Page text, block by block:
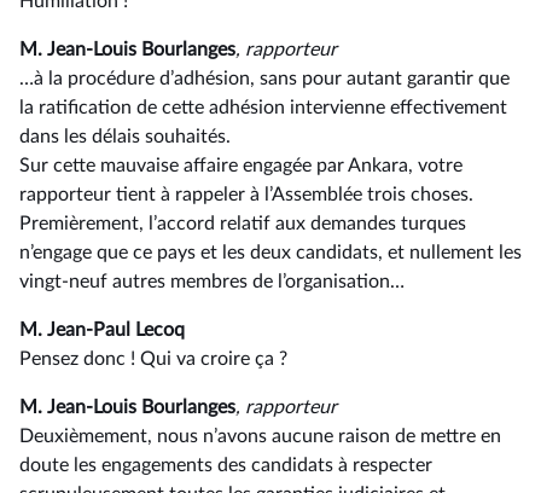
M. Jean-Louis Bourlanges, rapporteur
…à la procédure d’adhésion, sans pour autant garantir que
la ratification de cette adhésion intervienne effectivement
dans les délais souhaités.
Sur cette mauvaise affaire engagée par Ankara, votre
rapporteur tient à rappeler à l’Assemblée trois choses.
Premièrement, l’accord relatif aux demandes turques
n’engage que ce pays et les deux candidats, et nullement les
vingt-neuf autres membres de l’organisation…
M. Jean-Paul Lecoq
Pensez donc ! Qui va croire ça ?
M. Jean-Louis Bourlanges, rapporteur
Deuxièmement, nous n’avons aucune raison de mettre en
doute les engagements des candidats à respecter